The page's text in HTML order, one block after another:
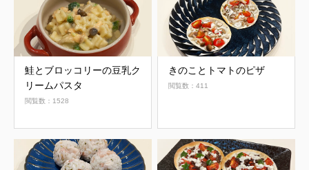
鮭とブロッコリーの豆乳ク
リームパスタ
閲覧数：1528
きのことトマトのピザ
閲覧数：411